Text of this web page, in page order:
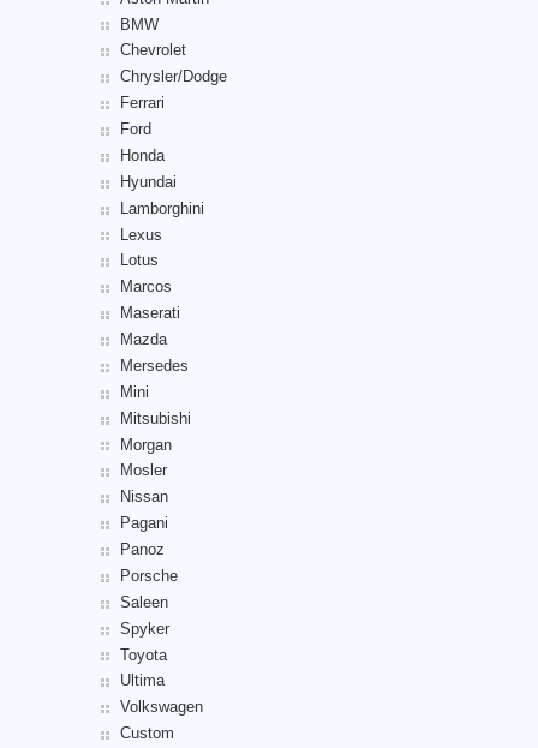
BMW
Chevrolet
Chrysler/Dodge
Ferrari
Ford
Honda
Hyundai
Lamborghini
Lexus
Lotus
Marcos
Maserati
Mazda
Mersedes
Mini
Mitsubishi
Morgan
Mosler
Nissan
Pagani
Panoz
Porsche
Saleen
Spyker
Toyota
Ultima
Volkswagen
Custom